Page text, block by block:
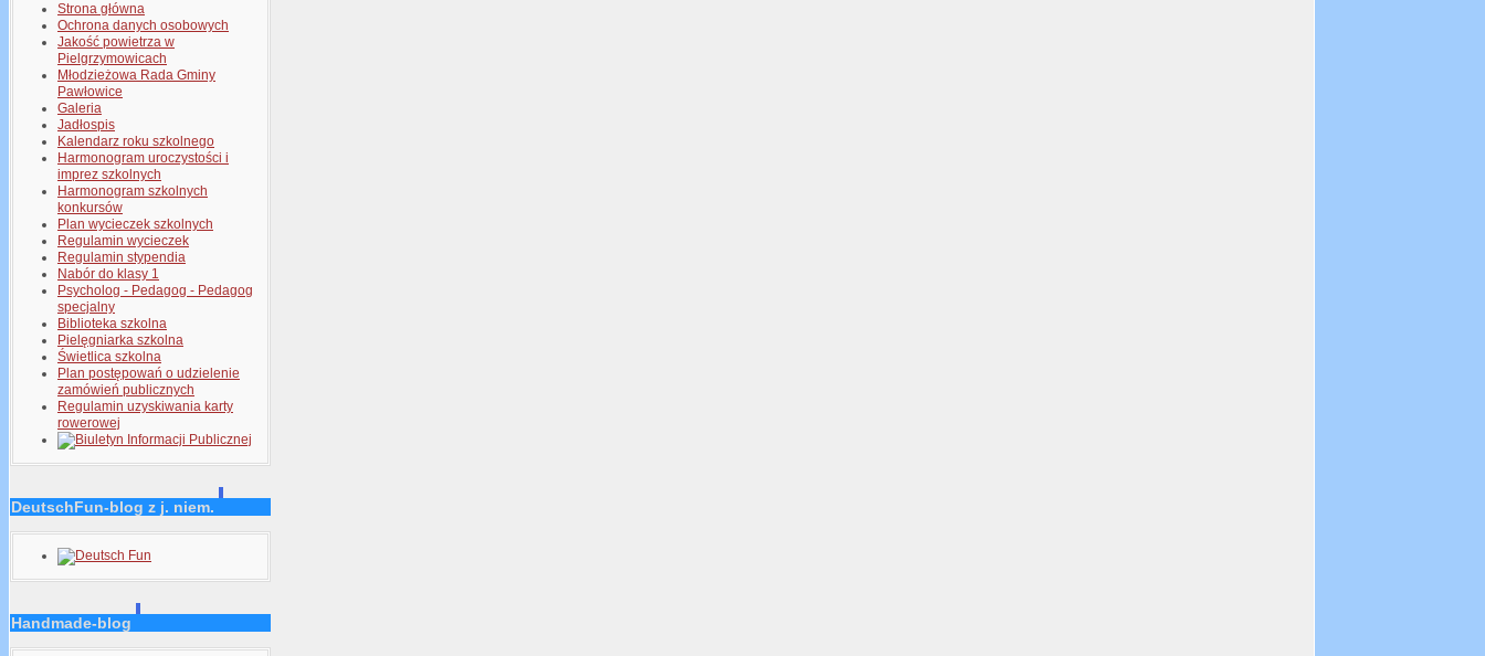
Strona główna
Ochrona danych osobowych
Jakość powietrza w
Pielgrzymowicach
Młodzieżowa Rada Gminy
Pawłowice
Galeria
Jadłospis
Kalendarz roku szkolnego
Harmonogram uroczystości i
imprez szkolnych
Harmonogram szkolnych
konkursów
Plan wycieczek szkolnych
Regulamin wycieczek
Regulamin stypendia
Nabór do klasy 1
Psycholog - Pedagog - Pedagog
specjalny
Biblioteka szkolna
Pielęgniarka szkolna
Świetlica szkolna
Plan postępowań o udzielenie
zamówień publicznych
Regulamin uzyskiwania karty
rowerowej
DeutschFun-blog z j. niem.
Handmade-blog